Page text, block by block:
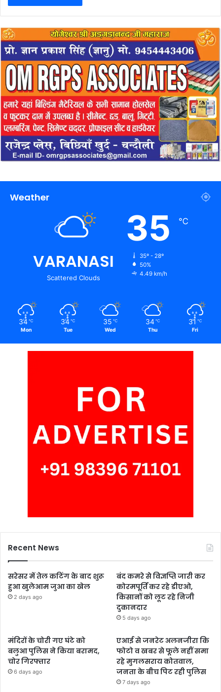
Weather
VARANASI
Scattered Clouds
35 ℃
35º - 28º
50%
4.49 km/h
34 ℃
Mon
34 ℃
Tue
35 ℃
Wed
34 ℃
Thu
31 ℃
Fri
Recent News
सरेसर में तेल कटिंग के बाद शुरू
हुआ खुलेआम जुआ का खेल
2 days ago
बंद कमरे से विज्ञप्ति जारी कर
कोरमपूर्ति कर रहे डीएओ,
किसानों को लूट रहे निजी
दुकानदार
5 days ago
मंदिरों के चोरी गए घंटे को
बलुआ पुलिस ने किया बरामद,
चोर गिरफ्तार
6 days ago
एआई से जनरेट अलनजीरा कि
फोटो व खबर से फूले नहीं समा
रहे मुगलसराय कोतवाल,
जनता के बीच पिट रही पुलिस
7 days ago